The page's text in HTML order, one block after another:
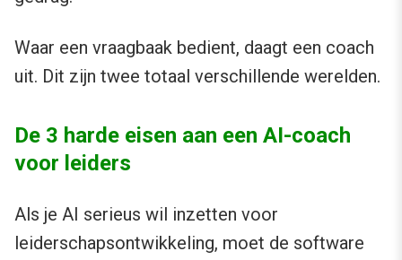
Waar een vraagbaak bedient, daagt een coach
uit. Dit zijn twee totaal verschillende werelden.
De 3 harde eisen aan een AI-coach
voor leiders
Als je AI serieus wil inzetten voor
leiderschapsontwikkeling, moet de software